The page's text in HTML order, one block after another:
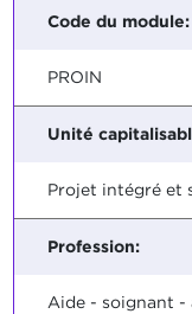
Code du module:
PROIN
Unité
Projet intégré et
Profession:
Aide - soignant -